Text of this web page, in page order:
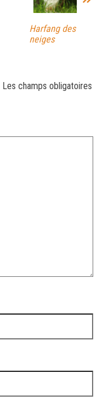
Harfang des
neiges
Les champs obligatoires